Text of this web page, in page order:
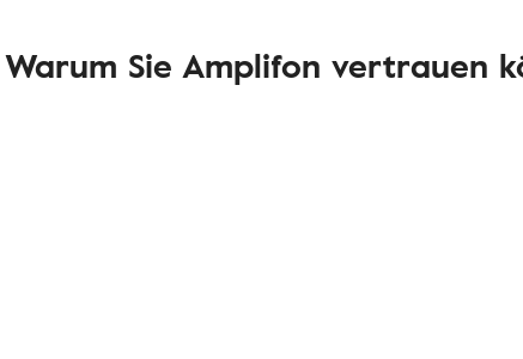
Warum Sie Amplifon vertrauen